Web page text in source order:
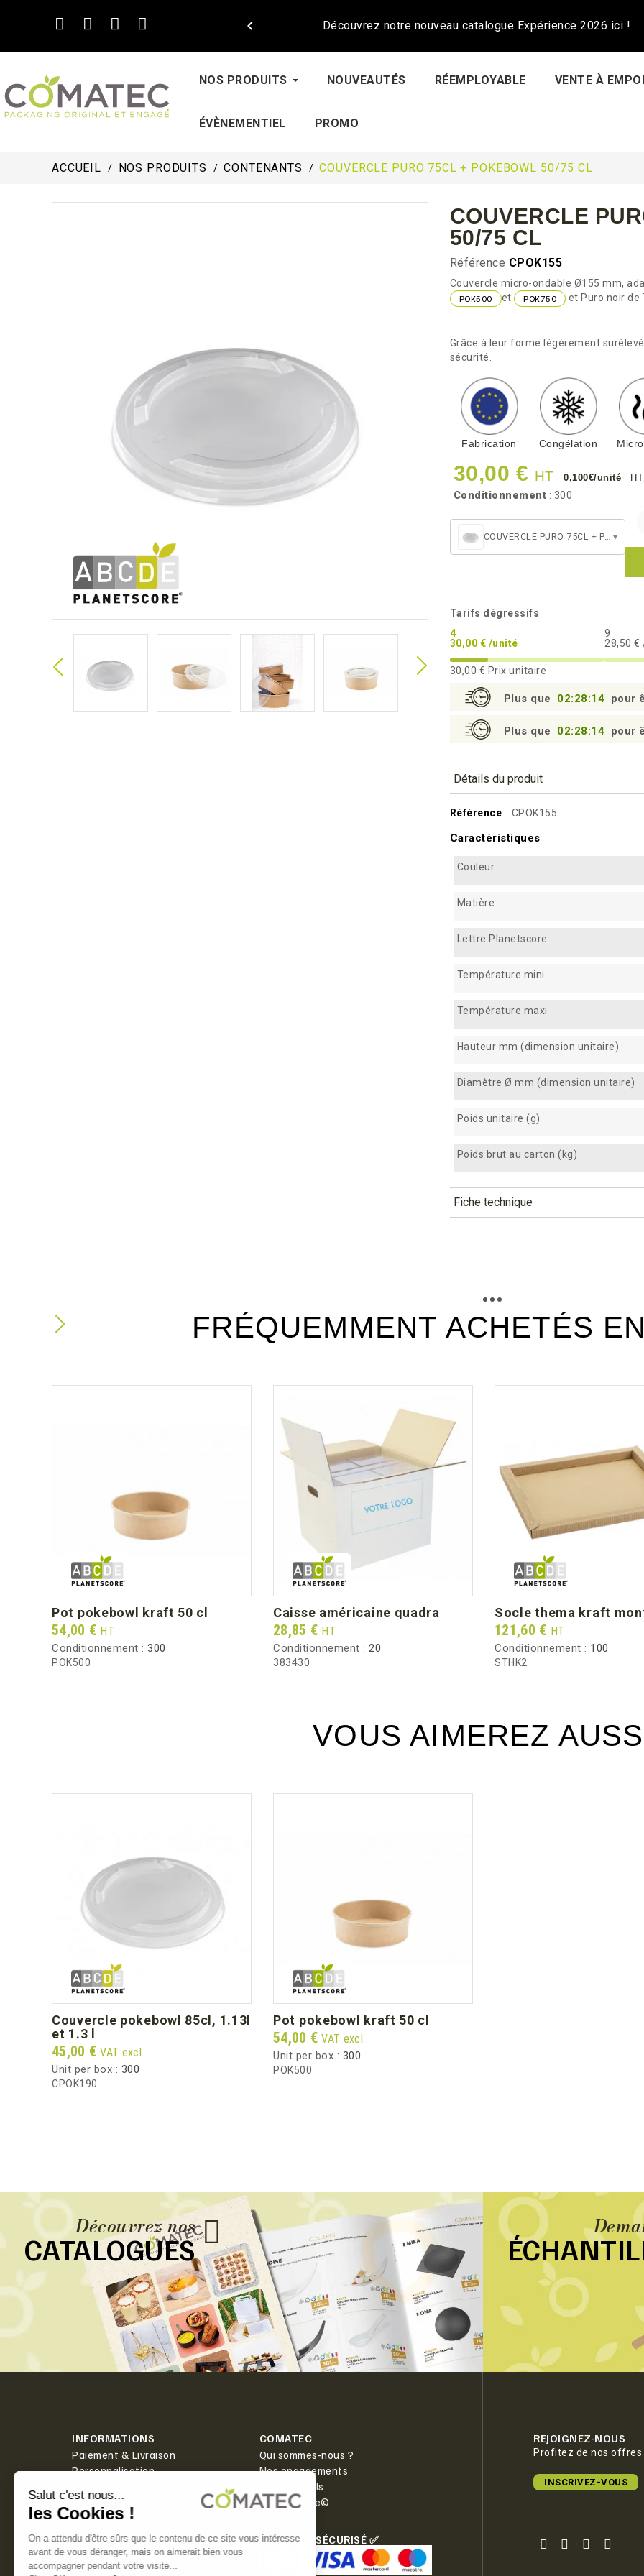
Découvrez notre nouveau catalogue Expérience 2026 ici !

NOS PRODUITS NOUVEAUTÉS RÉEMPLOYABLE VENTE À
ÉVÈNEMENTIEL PROMO
ACCUEIL NOS PRODUITS CONTENANTS COUVERCLE PURO 75CL + POKEBOWL 50/75 CL
COUVERCLE
50/75 CL
Référence CPOK155
Couvercle micro-ondable Ø155 mm,
POK500 et POK750 et Puro noir de
Grâce à leur forme légèrement
sécurité.
Fabrication Congélation
30,00 € HT 0,100€/unité HT
Conditionnement : 300
COUVERCLE PURO 75CL + POKEBOWL 50/75 CL ▾
Tarifs dégressifs
4
30,00 € /unité
9
28,50 €
30,00 € Prix unitaire
Plus que 02:28:14 pour
Plus que 02:28:14 pour
Détails du produit
Référence CPOK155
Caractéristiques
Couleur
Matière
Lettre Planetscore
Température mini
Température maxi
Hauteur mm (dimension unitaire)
Diamètre Ø mm (dimension unitaire)
Poids unitaire (g)
Poids brut au carton (kg)
Fiche technique
FRÉQUEMMENT ACHETÉS
pot pokebowl kraft 50 cl
Prix
54,00 € HT
Conditionnement : 300
POK500
caisse américaine quadra
Prix
28,85 € HT
Conditionnement : 20
383430
socle thema kraft
Prix
121,60 € HT
Conditionnement : 100
STHK2
VOUS AIMEREZ
couvercle pokebowl 85cl, 1.13l
et 1.3 l
Price
45,00 €VAT excl.
Unit per box : 300
CPOK190
pot pokebowl kraft 50 cl
Price
54,00 €VAT excl.
Unit per box : 300
POK500
Découvrez nos
CATALOGUES
INFORMATIONS
Paiement & Livraison
Personnalisation
Contact
COMATEC
Qui sommes-nous ?
Nos engagements
Boîte à outils
PlanetScore©
LIVRAISON
Offerte dès 350€ HT d'achat.
PAIEMENT SÉCURISÉ ✅
REJOIGNEZ-NOUS
Profitez de nos offres
INSCRIVEZ-VOUS